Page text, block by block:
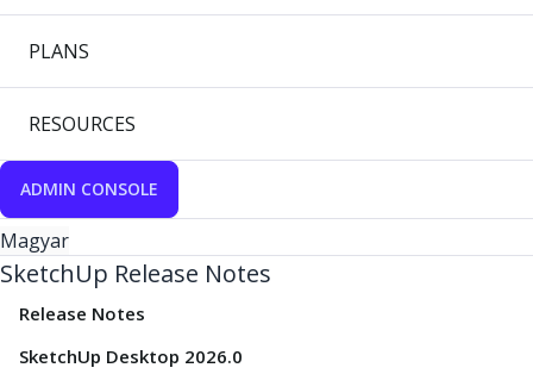
PLANS
RESOURCES
ADMIN CONSOLE
Magyar
SketchUp Release Notes
Release Notes
SketchUp Desktop 2026.0